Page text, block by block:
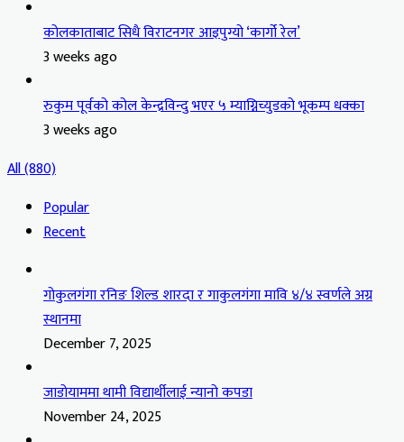
कोलकाताबाट सिधै विराटनगर आइपुग्यो ‘कार्गो रेल’
3 weeks ago
रुकुम पूर्वको कोल केन्द्रविन्दु भएर ५ म्याग्निच्युडको भूकम्प धक्का
3 weeks ago
All (880)
Popular
Recent
गोकुलगंगा रनिङ शिल्ड शारदा र गाकुलगंगा मावि ४/४ स्वर्णले अग्र
स्थानमा
December 7, 2025
जाडोयाममा थामी विद्यार्थीलाई न्यानो कपडा
November 24, 2025